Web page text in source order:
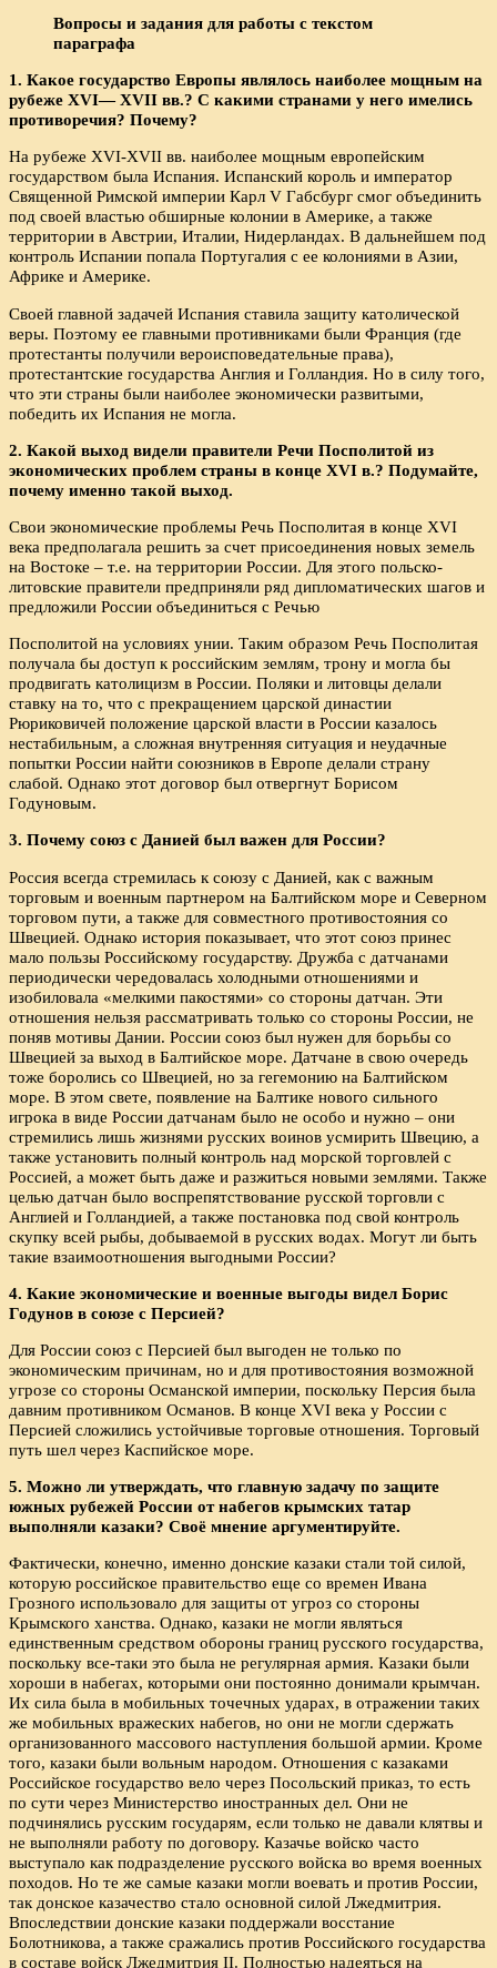
Вопросы и задания для работы с текстом
параграфа
1. Какое государство Европы являлось наиболее мощным на
рубеже XVI— XVII вв.? С какими странами у него имелись
противоречия? Почему?
На рубеже XVI-XVII вв. наиболее мощным европейским
государством была Испания. Испанский король и император
Священной Римской империи Карл V Габсбург смог объединить
под своей властью обширные колонии в Америке, а также
территории в Австрии, Италии, Нидерландах. В дальнейшем под
контроль Испании попала Португалия с ее колониями в Азии,
Африке и Америке.
Своей главной задачей Испания ставила защиту католической
веры. Поэтому ее главными противниками были Франция (где
протестанты получили вероисповедательные права),
протестантские государства Англия и Голландия. Но в силу того,
что эти страны были наиболее экономически развитыми,
победить их Испания не могла.
2. Какой выход видели правители Речи Посполитой из
экономических проблем страны в конце XVI в.? Подумайте,
почему именно такой выход.
Свои экономические проблемы Речь Посполитая в конце XVI
века предполагала решить за счет присоединения новых земель
на Востоке – т.е. на территории России. Для этого польско-
литовские правители предприняли ряд дипломатических шагов и
предложили России объединиться с Речью
Посполитой на условиях унии. Таким образом Речь Посполитая
получала бы доступ к российским землям, трону и могла бы
продвигать католицизм в России. Поляки и литовцы делали
ставку на то, что с прекращением царской династии
Рюриковичей положение царской власти в России казалось
нестабильным, а сложная внутренняя ситуация и неудачные
попытки России найти союзников в Европе делали страну
слабой. Однако этот договор был отвергнут Борисом
Годуновым.
3. Почему союз с Данией был важен для России?
Россия всегда стремилась к союзу с Данией, как с важным
торговым и военным партнером на Балтийском море и Северном
торговом пути, а также для совместного противостояния со
Швецией. Однако история показывает, что этот союз принес
мало пользы Российскому государству. Дружба с датчанами
периодически чередовалась холодными отношениями и
изобиловала «мелкими пакостями» со стороны датчан. Эти
отношения нельзя рассматривать только со стороны России, не
поняв мотивы Дании. России союз был нужен для борьбы со
Швецией за выход в Балтийское море. Датчане в свою очередь
тоже боролись со Швецией, но за гегемонию на Балтийском
море. В этом свете, появление на Балтике нового сильного
игрока в виде России датчанам было не особо и нужно – они
стремились лишь жизнями русских воинов усмирить Швецию, а
также установить полный контроль над морской торговлей с
Россией, а может быть даже и разжиться новыми землями. Также
целью датчан было воспрепятствование русской торговли с
Англией и Голландией, а также постановка под свой контроль
скупку всей рыбы, добываемой в русских водах. Могут ли быть
такие взаимоотношения выгодными России?
4. Какие экономические и военные выгоды видел Борис
Годунов в союзе с Персией?
Для России союз с Персией был выгоден не только по
экономическим причинам, но и для противостояния возможной
угрозе со стороны Османской империи, поскольку Персия была
давним противником Османов. В конце XVI века у России с
Персией сложились устойчивые торговые отношения. Торговый
путь шел через Каспийское море.
5. Можно ли утверждать, что главную задачу по защите
южных рубежей России от набегов крымских татар
выполняли казаки? Своё мнение аргументируйте.
Фактически, конечно, именно донские казаки стали той силой,
которую российское правительство еще со времен Ивана
Грозного использовало для защиты от угроз со стороны
Крымского ханства. Однако, казаки не могли являться
единственным средством обороны границ русского государства,
поскольку все-таки это была не регулярная армия. Казаки были
хороши в набегах, которыми они постоянно донимали крымчан.
Их сила была в мобильных точечных ударах, в отражении таких
же мобильных вражеских набегов, но они не могли сдержать
организованного массового наступления большой армии. Кроме
того, казаки были вольным народом. Отношения с казаками
Российское государство вело через Посольский приказ, то есть
по сути через Министерство иностранных дел. Они не
подчинялись русским государям, если только не давали клятвы и
не выполняли работу по договору. Казачье войско часто
выступало как подразделение русского войска во время военных
походов. Но те же самые казаки могли воевать и против России,
так донское казачество стало основной силой Лжедмитрия.
Впоследствии донские казаки поддержали восстание
Болотникова, а также сражались против Российского государства
в составе войск Лжедмитрия II. Полностью надеяться на